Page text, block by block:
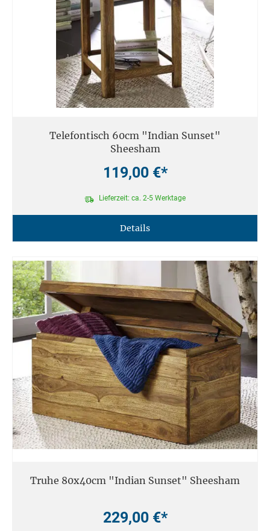
Telefontisch 60cm "Indian Sunset"
Sheesham
119,00 €*
Lieferzeit: ca. 2-5 Werktage
Details
Truhe 80x40cm "Indian Sunset" Sheesham
229,00 €*